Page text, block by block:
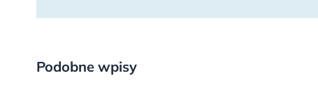
Podobne wpisy